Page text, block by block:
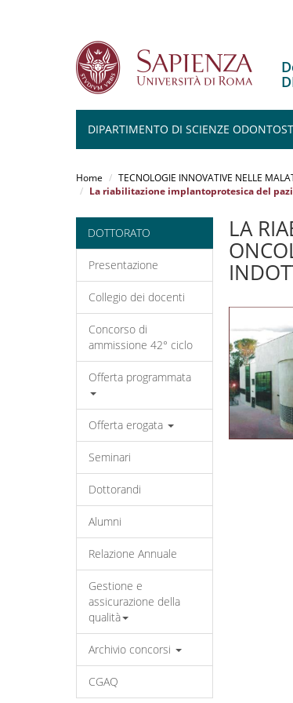
DIPARTIMENTO DI SCIENZE
Home TECNOLOGIE INNOVATIVE NELLE
La riabilitazione implantoprotesica del
DOTTORATO
Presentazione
Collegio dei docenti
Concorso di
ammissione 42° ciclo
Offerta programmata
Offerta erogata
Seminari
Dottorandi
Alumni
Relazione Annuale
Gestione e
assicurazione della
qualità
Archivio concorsi
CGAQ
LA